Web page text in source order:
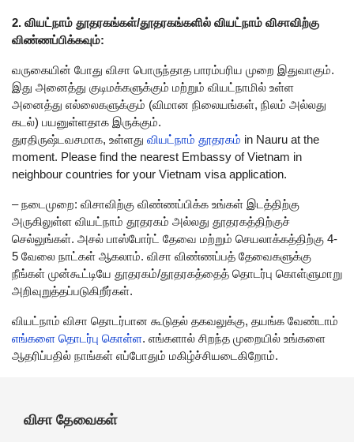
2. வியட்நாம் தூதரகங்கள்/தூதரகங்களில் வியட்நாம் விசாவிற்கு
விண்ணப்பிக்கவும்:
வருகையின் போது விசா பொருந்தாத பாரம்பரிய முறை இதுவாகும்.
இது அனைத்து குடிமக்களுக்கும் மற்றும் வியட்நாமில் உள்ள
அனைத்து எல்லைகளுக்கும் (விமான நிலையங்கள், நிலம் அல்லது
கடல்) பயனுள்ளதாக இருக்கும்.
துரதிருஷ்டவசமாக, உள்ளது வியட்நாம் தூதரகம் in Nauru at the
moment. Please find the nearest Embassy of Vietnam in
neighbour countries for your Vietnam visa application.
– நடைமுறை: விசாவிற்கு விண்ணப்பிக்க உங்கள் இடத்திற்கு
அருகிலுள்ள வியட்நாம் தூதரகம் அல்லது தூதரகத்திற்குச்
செல்லுங்கள். அசல் பாஸ்போர்ட் தேவை மற்றும் செயலாக்கத்திற்கு 4-
5 வேலை நாட்கள் ஆகலாம். விசா விண்ணப்பத் தேவைகளுக்கு
நீங்கள் முன்கூட்டியே தூதரகம்/தூதரகத்தைத் தொடர்பு கொள்ளுமாறு
அறிவுறுத்தப்படுகிறீர்கள்.
வியட்நாம் விசா தொடர்பான கூடுதல் தகவலுக்கு, தயங்க வேண்டாம்
எங்களை தொடர்பு கொள்ள. எங்களால் சிறந்த முறையில் உங்களை
ஆதரிப்பதில் நாங்கள் எப்போதும் மகிழ்ச்சியடைகிறோம்.
விசா தேவைகள்